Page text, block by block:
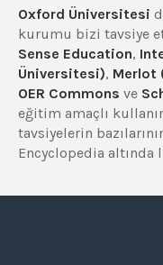
Oxford Üniversitesi
kurumu bizi tavsiye
Sense Education,
Üniversitesi), Merlot
OER Commons ve
eğitim amaçlı
tavsiyelerin
Encyclopedia